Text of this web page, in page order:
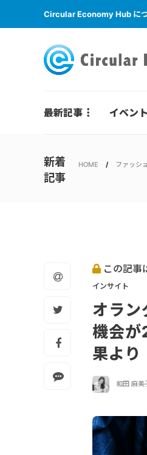
Circular Economy Hub に
最新記事 イベント
新着
記事
HOME ファッシ
この記事
インサイト
オラン
機会
果より
和田 麻美